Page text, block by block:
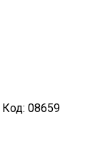
Код: 08659